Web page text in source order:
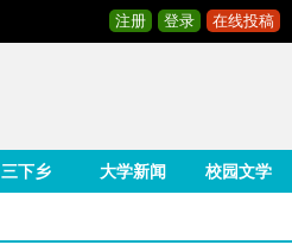
注册 登录 在线投稿
三下乡 大学新闻 校园文学